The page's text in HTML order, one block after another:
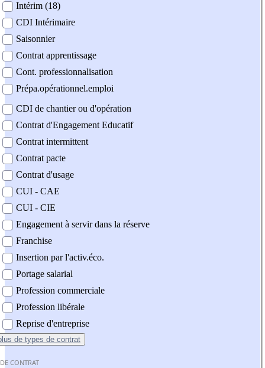
Intérim (18)
CDI Intérimaire
Saisonnier
Contrat apprentissage
Cont. professionnalisation
Prépa.opérationnel.emploi
CDI de chantier ou d'opération
Contrat d'Engagement Educatif
Contrat intermittent
Contrat pacte
Contrat d'usage
CUI - CAE
CUI - CIE
Engagement à servir dans la réserve
Franchise
Insertion par l'activ.éco.
Portage salarial
Profession commerciale
Profession libérale
Reprise d'entreprise
de types de contrat
CONTRAT